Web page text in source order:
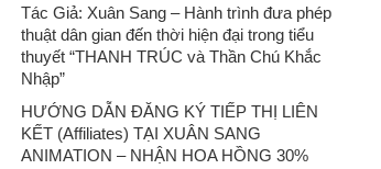
Tác Giả: Xuân Sang – Hành trình đưa phép
thuật dân gian đến thời hiện đại trong tiểu
thuyết “THANH TRÚC và Thần Chú Khắc
Nhập”
HƯỚNG DẪN ĐĂNG KÝ TIẾP THỊ LIÊN
KẾT (Affiliates) TẠI XUÂN SANG
ANIMATION – NHẬN HOA HỒNG 30%